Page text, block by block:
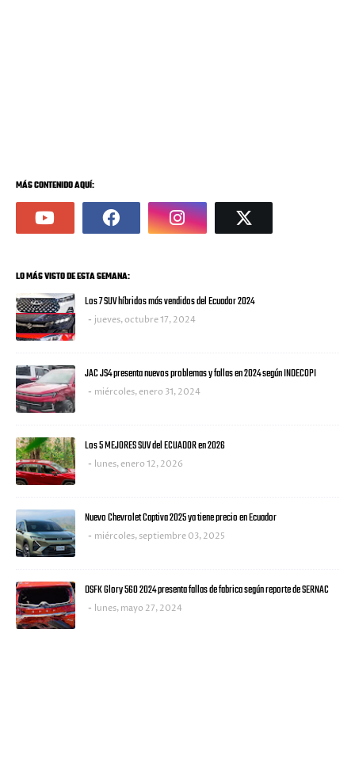
MÁS CONTENIDO AQUÍ:
LO MÁS VISTO DE ESTA SEMANA:
Los 7 SUV híbridos más vendidos del Ecuador 2024
jueves, octubre 17, 2024
JAC JS4 presenta nuevos problemas y fallas en 2024 según INDECOPI
miércoles, enero 31, 2024
Los 5 MEJORES SUV del ECUADOR en 2026
lunes, enero 12, 2026
Nuevo Chevrolet Captiva 2025 ya tiene precio en Ecuador
miércoles, septiembre 03, 2025
DSFK Glory 560 2024 presenta fallas de fabrica según reporte de SERNAC
lunes, mayo 27, 2024